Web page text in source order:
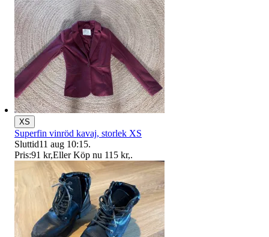
XS
Superfin vinröd kavaj, storlek XS
Sluttid11 aug 10:15.
Pris:91 kr,Eller Köp nu 115 kr,.